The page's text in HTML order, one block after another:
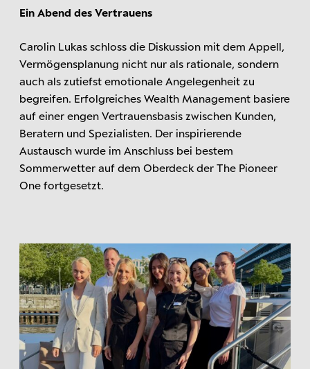
Ein Abend des Vertrauens
Carolin Lukas schloss die Diskussion mit dem Appell,
Vermögensplanung nicht nur als rationale, sondern
auch als zutiefst emotionale Angelegenheit zu
begreifen. Erfolgreiches Wealth Management basiere
auf einer engen Vertrauensbasis zwischen Kunden,
Beratern und Spezialisten. Der inspirierende
Austausch wurde im Anschluss bei bestem
Sommerwetter auf dem Oberdeck der The Pioneer
One fortgesetzt.